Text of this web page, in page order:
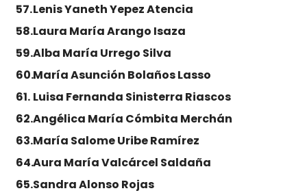
Lenis Yaneth Yepez Atencia
Laura María Arango Isaza
Alba María Urrego Silva
María Asunción Bolaños Lasso
Luisa Fernanda Sinisterra Riascos
Angélica María Cómbita Merchán
María Salome Uribe Ramírez
Aura María Valcárcel Saldaña
Sandra Alonso Rojas